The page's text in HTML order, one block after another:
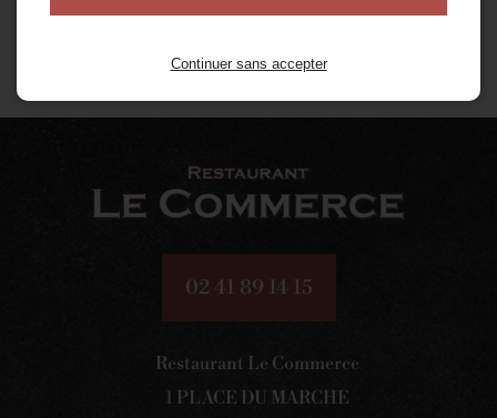
02 41 89 14 15
Restaurant Le Commerce
1 PLACE DU MARCHE
Continuer sans accepter